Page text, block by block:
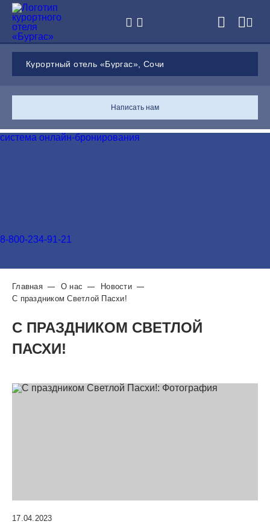
Курортный отель «Бургас», Сочи
Написать нам
РАЗВЛЕЧЕНИЯ
АКЦИИ
система онлайн-бронирования
8-800-234-91-21
Главная О нас
Новости
С праздником Светлой Пасхи!
С ПРАЗДНИКОМ СВЕТЛОЙ
ПАСХИ!
17.04.2023